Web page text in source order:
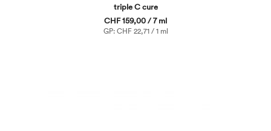
triple C cure
CHF 159,00 / 7 ml
GP: CHF 22,71 / 1 ml